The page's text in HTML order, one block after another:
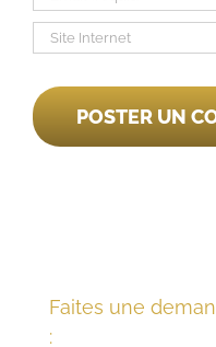
Faites une
: